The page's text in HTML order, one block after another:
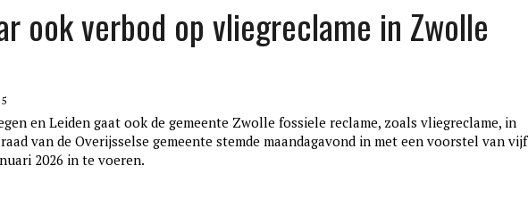
ook verbod op vliegreclame in Zwolle
en Leiden gaat ook de gemeente Zwolle fossiele reclame, zoals vliegreclame, in
van de Overijsselse gemeente stemde maandagavond in met een voorstel van vijf
2026 in te voeren.